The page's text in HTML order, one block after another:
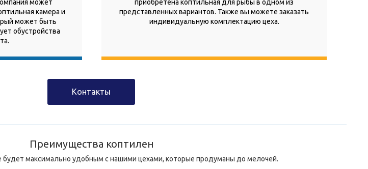
может
камера и
может быть
обустройства
приобретена коптильная для рыбы в одном из
представленных вариантов. Также вы можете заказать
индивидуальную комплектацию цеха.
Контакты
Преимущества коптилен
будет максимально удобным с нашими цехами, которые продуманы до мелочей.